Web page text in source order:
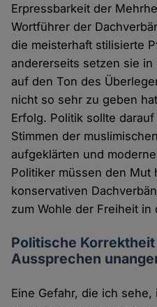
Erpressbarkeit der
Wortführer der
die meisterhaft stilisierte
andererseits setzen sie
auf den Ton des
nicht so sehr zu geben
Erfolg. Politik sollte
Stimmen der
aufgeklärten und
Politiker müssen den Mut
konservativen
zum Wohle der Freiheit in
Politische
Aussprechen
Eine Gefahr, die ich